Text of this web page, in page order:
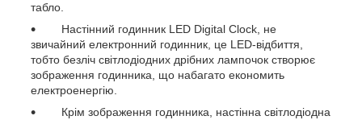
табло.
Настінний годинник LED Digital Clock, не
звичайний електронний годинник, це LED-відбиття,
тобто безліч світлодіодних дрібних лампочок створює
зображення годинника, що набагато економить
електроенергію.
Крім зображення годинника, настінна світлодіодна